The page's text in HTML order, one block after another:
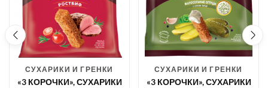
СУХАРИКИ И ГРЕНКИ
«3 КОРОЧКИ», СУХАРИКИ
СУХАРИКИ И ГРЕНКИ
«3 КОРОЧКИ», СУХАРИКИ